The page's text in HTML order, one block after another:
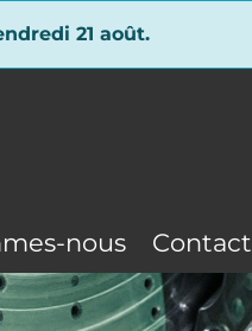
21 août.
nous Contact